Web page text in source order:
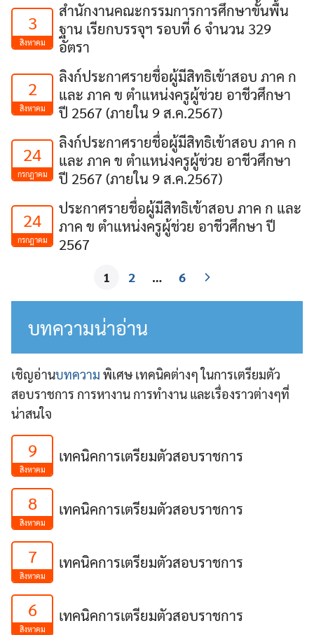
3
สิงหาคม
สำนักงานคณะกรรมการการศึกษาขั้นพื้น
ฐาน เรียกบรรจุฯ รอบที่ 6 จำนวน 329
อัตรา
2
สิงหาคม
ลิงก์ประกาศรายชื่อผู้มีสิทธิเข้าสอบ ภาค ก
และ ภาค ข ตำแหน่งครูผู้ช่วย อาชีวศึกษา
ปี 2567 (ภายใน 9 ส.ค.2567)
24
กรกฎาคม
ลิงก์ประกาศรายชื่อผู้มีสิทธิเข้าสอบ ภาค ก
และ ภาค ข ตำแหน่งครูผู้ช่วย อาชีวศึกษา
ปี 2567 (ภายใน 9 ส.ค.2567)
24
กรกฎาคม
ประกาศรายชื่อผู้มีสิทธิเข้าสอบ ภาค ก และ
ภาค ข ตำแหน่งครูผู้ช่วย อาชีวศึกษา ปี
2567
1 2 … 6
บทความน่าอ่าน
เชิญอ่านบทความ พิเศษ เทคนิคต่างๆ ในการเตรียมตัว
สอบราชการ การหางาน การทำงาน และเรื่องราวต่างๆที่
น่าสนใจ
9
สิงหาคม
เทคนิคการเตรียมตัวสอบราชการ
8
สิงหาคม
เทคนิคการเตรียมตัวสอบราชการ
7
สิงหาคม
เทคนิคการเตรียมตัวสอบราชการ
6
สิงหาคม
เทคนิคการเตรียมตัวสอบราชการ